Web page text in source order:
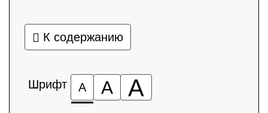
К содержанию
Шрифт А А А